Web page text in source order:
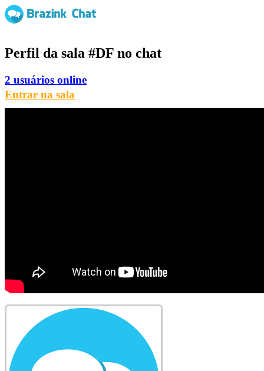
Perfil da sala #DF no chat
2 usuários online
Entrar na sala